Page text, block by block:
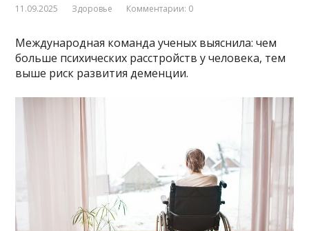
11.09.2025 Здоровье Комментарии: 0
Международная команда ученых выяснила: чем
больше психических расстройств у человека, тем
выше риск развития деменции.